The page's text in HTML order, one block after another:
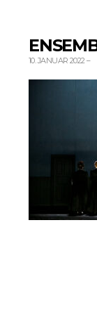
10. JANUAR 2022–